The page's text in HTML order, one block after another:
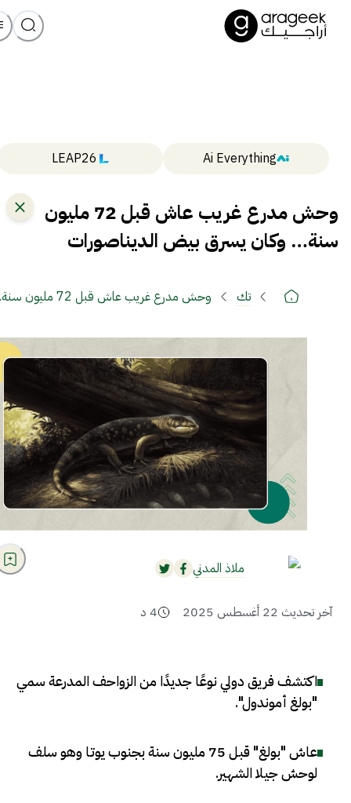
Ai Everything
LEAP26
وحش مدرع غريب عاش قبل 72 مليون
سنة… وكان يسرق بيض الديناصورات
تك وحش مدرع غريب عاش قبل 72 مليون سنة… وكان يسرق بيض الديناصورات
ملاذ المدني
آخر تحديث 22 أغسطس 2025 4 د
اكتشف فريق دولي نوعًا جديدًا من الزواحف المدرعة سمي
"بولغ أموندول".
عاش "بولغ" قبل 75 مليون سنة بجنوب يوتا وهو سلف
لوحش جيلا الشهير.